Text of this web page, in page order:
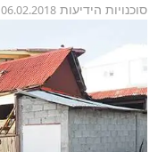
סוכנויות הידיעות 06.02.2018 04:34